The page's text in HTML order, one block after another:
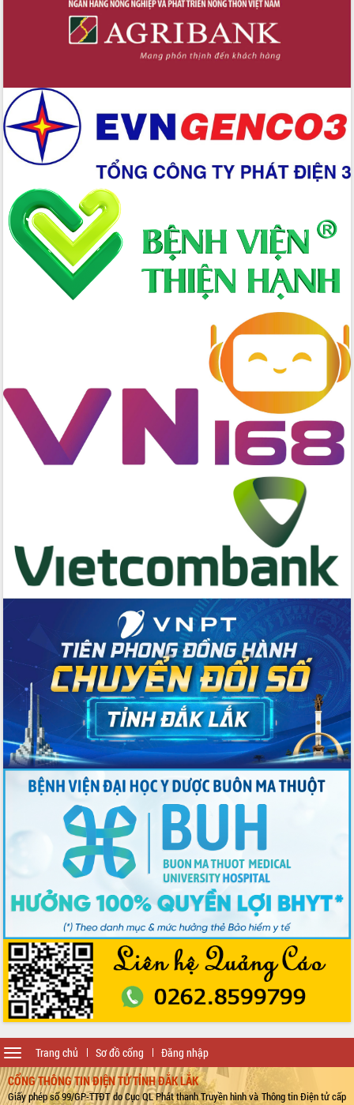
Trang chủ Sơ đồ cổng Đăng nhập
Toggle
navigation
CỔNG THÔNG TIN ĐIỆN TỬ TỈNH ĐẮK LẮK
Giấy phép số 99/GP-TTĐT do Cục QL Phát thanh Truyền hình và Thông tin Điện tử cấp